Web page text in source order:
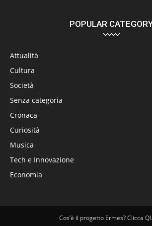
POPULAR
Attualità
Cultura
Società
Senza categoria
Cronaca
Curiosità
Musica
Tech e Innovazione
Economia
Cos’è il progetto Ermes? Clicca